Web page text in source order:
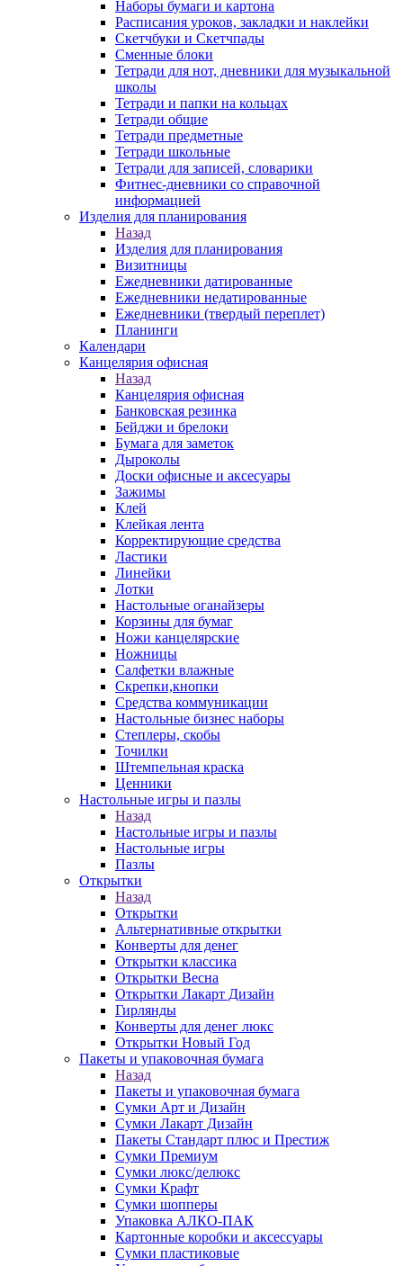
Наборы бумаги и картона
Расписания уроков, закладки и наклейки
Скетчбуки и Скетчпады
Сменные блоки
Тетради для нот, дневники для музыкальной
школы
Тетради и папки на кольцах
Тетради общие
Тетради предметные
Тетради школьные
Тетради для записей, словарики
Фитнес-дневники со справочной
информацией
Изделия для планирования
Назад
Изделия для планирования
Визитницы
Ежедневники датированные
Ежедневники недатированные
Ежедневники (твердый переплет)
Планинги
Календари
Канцелярия офисная
Назад
Канцелярия офисная
Банковская резинка
Бейджи и брелоки
Бумага для заметок
Дыроколы
Доски офисные и аксесуары
Зажимы
Клей
Клейкая лента
Корректирующие средства
Ластики
Линейки
Лотки
Настольные оганайзеры
Корзины для бумаг
Ножи канцелярские
Ножницы
Салфетки влажные
Скрепки,кнопки
Средства коммуникации
Настольные бизнес наборы
Степлеры, скобы
Точилки
Штемпельная краска
Ценники
Настольные игры и пазлы
Назад
Настольные игры и пазлы
Настольные игры
Пазлы
Открытки
Назад
Открытки
Альтернативные открытки
Конверты для денег
Открытки классика
Открытки Весна
Открытки Лакарт Дизайн
Гирлянды
Конверты для денег люкс
Открытки Новый Год
Пакеты и упаковочная бумага
Назад
Пакеты и упаковочная бумага
Сумки Арт и Дизайн
Сумки Лакарт Дизайн
Пакеты Стандарт плюс и Престиж
Сумки Премиум
Сумки люкс/делюкс
Сумки Крафт
Сумки шопперы
Упаковка АЛКО-ПАК
Картонные коробки и аксессуары
Сумки пластиковые